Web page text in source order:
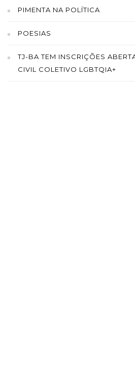
PIMENTA NA POLÍTICA
POESIAS
TJ-BA TEM INSCRIÇÕES
CIVIL COLETIVO LGBTQIA+